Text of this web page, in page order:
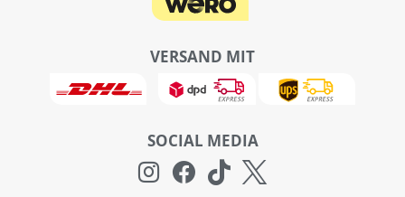
VERSAND MIT
SOCIAL MEDIA